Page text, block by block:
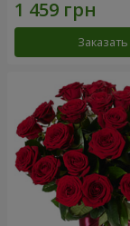
Заказать